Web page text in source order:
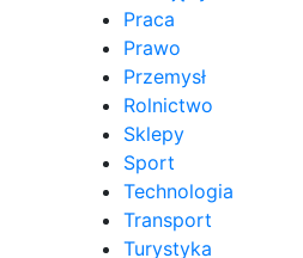
Praca
Prawo
Przemysł
Rolnictwo
Sklepy
Sport
Technologia
Transport
Turystyka